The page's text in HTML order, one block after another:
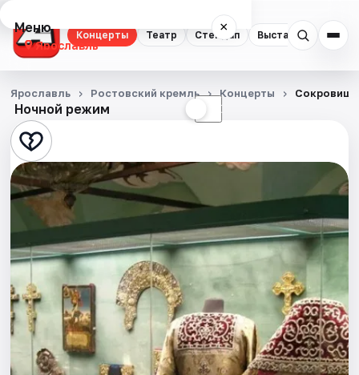
Концерты Театр Стендап Выставки
Меню ×
Ярославль
Концерты
Театр
Стендап
Выставки
Квесты
Экскурсии
События
Города
Ночной режим ☾
Ярославль Ростовский кремль Концерты